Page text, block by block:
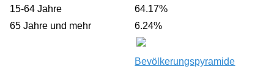
15-64 Jahre
64.17%
65 Jahre und mehr
6.24%
Bevölkerungspyramide